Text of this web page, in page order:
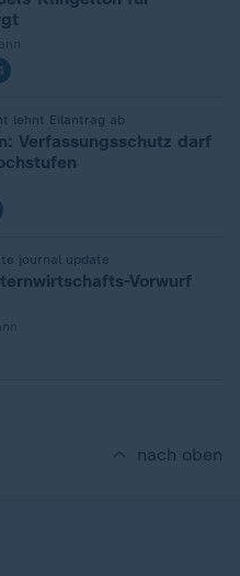
lehnt Eilantrag ab
Verfassungsschutz darf
journal update
Vorwurf
nach oben